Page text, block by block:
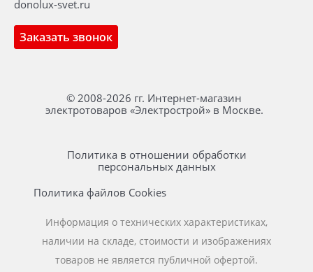
Заказать звонок
donolux-svet.ru
© 2008-2026 гг. Интернет-магазин
электротоваров «Электрострой» в Москве.
Политика в отношении обработки
персональных данных
Политика файлов Cookies
Информация о технических характеристиках,
наличии на складе, стоимости и изображениях
товаров не является публичной офертой.